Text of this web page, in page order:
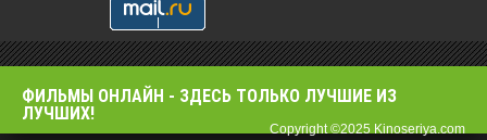
ФИЛЬМЫ OНЛАЙН - ЗДЕСЬ ТОЛЬКО ЛУЧШИЕ ИЗ
ЛУЧШИХ!
Copyright ©2025 Kinoseriya.com